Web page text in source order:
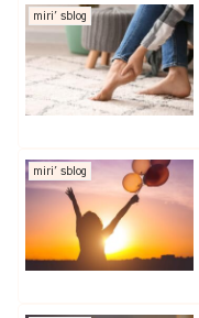
miri′sblog
miri′sblog